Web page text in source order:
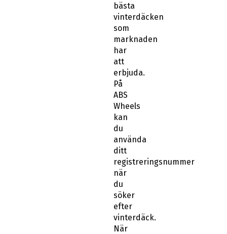
bästa
vinterdäcken
som
marknaden
har
att
erbjuda.
På
ABS
Wheels
kan
du
använda
ditt
registreringsnummer
när
du
söker
efter
vinterdäck.
När